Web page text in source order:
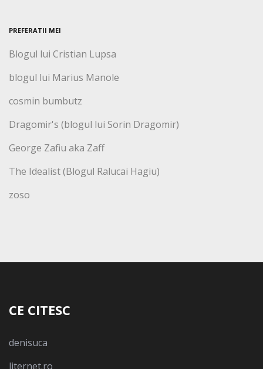
PREFERATII MEI
Blogul lui Cristian Lupsa
blogul lui Marius Manole
cosmin bumbutz
Dragomir's (blogul lui Sorin Dragomir)
George Zafiu aka Zaff
The Idealist (Blogul Ralucai Hagiu)
zoso
CE CITESC
denisuca
liternet.ro